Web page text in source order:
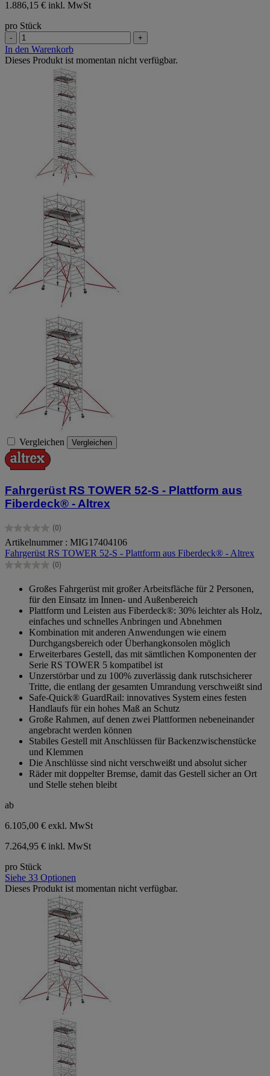
1.886,15 € inkl. MwSt
pro Stück
- +
In den Warenkorb
Dieses Produkt ist momentan nicht verfügbar.
Vergleichen Vergleichen
Fahrgerüst RS TOWER 52-S - Plattform aus
Fiberdeck® - Altrex
(0)
0.0
von
5
Sternen.
Artikelnummer : MIG17404106
Fahrgerüst RS TOWER 52-S - Plattform aus Fiberdeck® - Altrex
(0)
0.0
Sternen.
Großes Fahrgerüst mit großer Arbeitsfläche für 2 Personen,
für den Einsatz im Innen- und Außenbereich
Plattform und Leisten aus Fiberdeck®: 30% leichter als Holz,
einfaches und schnelles Anbringen und Abnehmen
Kombination mit anderen Anwendungen wie einem
Durchgangsbereich oder Überhangkonsolen möglich
Erweiterbares Gestell, das mit sämtlichen Komponenten der
Serie RS TOWER 5 kompatibel ist
Unzerstörbar und zu 100% zuverlässig dank rutschsicherer
Tritte, die entlang der gesamten Umrandung verschweißt sind
Safe-Quick® GuardRail: innovatives System eines festen
Handlaufs für ein hohes Maß an Schutz
Große Rahmen, auf denen zwei Plattformen nebeneinander
angebracht werden können
Stabiles Gestell mit Anschlüssen für Backenzwischenstücke
und Klemmen
Die Anschlüsse sind nicht verschweißt und absolut sicher
Räder mit doppelter Bremse, damit das Gestell sicher an Ort
und Stelle stehen bleibt
ab
6.105,00 € exkl. MwSt
7.264,95 € inkl. MwSt
pro Stück
Siehe 33 Optionen
Dieses Produkt ist momentan nicht verfügbar.